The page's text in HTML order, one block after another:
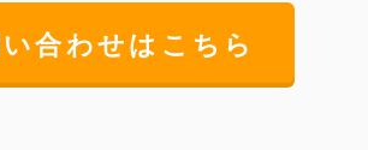
合わせはこちら